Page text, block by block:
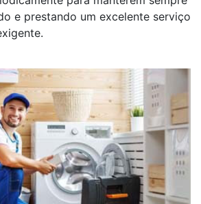
e prestando um excelente serviço